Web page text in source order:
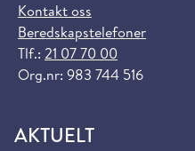
Kontakt oss
Beredskapstelefoner
Tlf.: 21 07 70 00
Org.nr: 983 744 516
AKTUELT